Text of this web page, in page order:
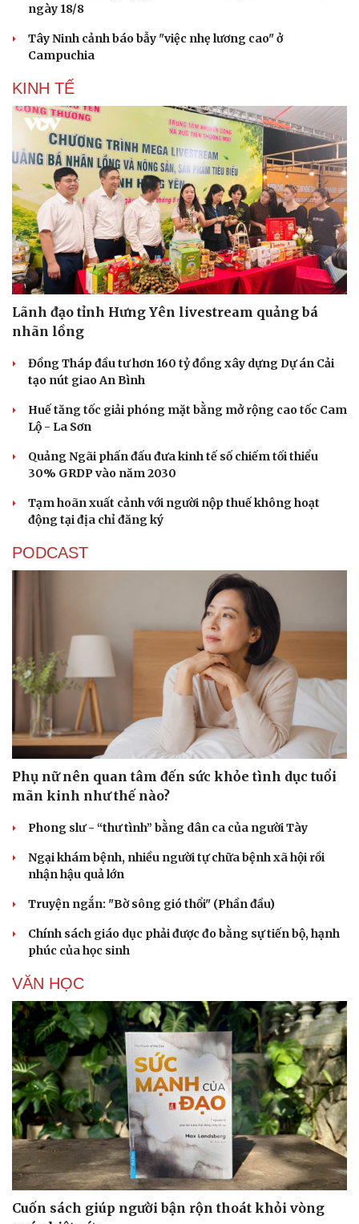
ngày 18/8
Tây Ninh cảnh báo bẫy "việc nhẹ lương cao" ở
Campuchia
KINH TẾ
Lãnh đạo tỉnh Hưng Yên livestream quảng bá
nhãn lồng
Đồng Tháp đầu tư hơn 160 tỷ đồng xây dựng Dự án Cải
tạo nút giao An Bình
Huế tăng tốc giải phóng mặt bằng mở rộng cao tốc Cam
Lộ - La Sơn
Quảng Ngãi phấn đấu đưa kinh tế số chiếm tối thiểu
30% GRDP vào năm 2030
Tạm hoãn xuất cảnh với người nộp thuế không hoạt
động tại địa chỉ đăng ký
PODCAST
Phụ nữ nên quan tâm đến sức khỏe tình dục tuổi
mãn kinh như thế nào?
Phong slư - “thư tình” bằng dân ca của người Tày
Ngại khám bệnh, nhiều người tự chữa bệnh xã hội rồi
nhận hậu quả lớn
Truyện ngắn: "Bờ sông gió thổi" (Phần đầu)
Chính sách giáo dục phải được đo bằng sự tiến bộ, hạnh
phúc của học sinh
VĂN HỌC
Cuốn sách giúp người bận rộn thoát khỏi vòng